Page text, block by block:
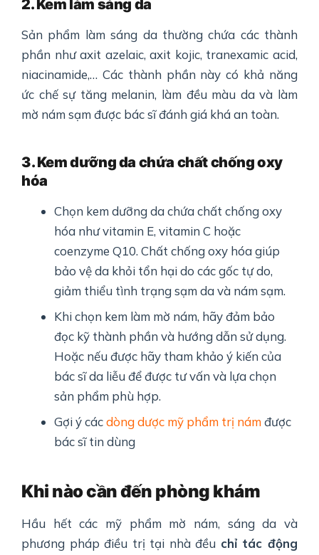
2. Kem làm sáng da
Sản phẩm làm sáng da thường chứa các thành
phần như axit azelaic, axit kojic, tranexamic acid,
niacinamide,… Các thành phần này có khả năng
ức chế sự tăng melanin, làm đều màu da và làm
mờ nám sạm được bác sĩ đánh giá khá an toàn.
3. Kem dưỡng da chứa chất chống oxy
hóa
Chọn kem dưỡng da chứa chất chống oxy
hóa như vitamin E, vitamin C hoặc
coenzyme Q10. Chất chống oxy hóa giúp
bảo vệ da khỏi tổn hại do các gốc tự do,
giảm thiểu tình trạng sạm da và nám sạm.
Khi chọn kem làm mờ nám, hãy đảm bảo
đọc kỹ thành phần và hướng dẫn sử dụng.
Hoặc nếu được hãy tham khảo ý kiến của
bác sĩ da liễu để được tư vấn và lựa chọn
sản phẩm phù hợp.
Gợi ý cácdòng dược mỹ phẩm trị námđược
bác sĩ tin dùng
Khi nào cần đến phòng khám
Hầu hết các mỹ phẩm mờ nám, sáng da và
phương pháp điều trị tại nhà đều chỉ tác động